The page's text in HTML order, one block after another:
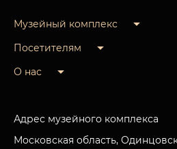
Музейный комплекс
Посетителям
О нас
Адрес музейного комплекса
Московская область,